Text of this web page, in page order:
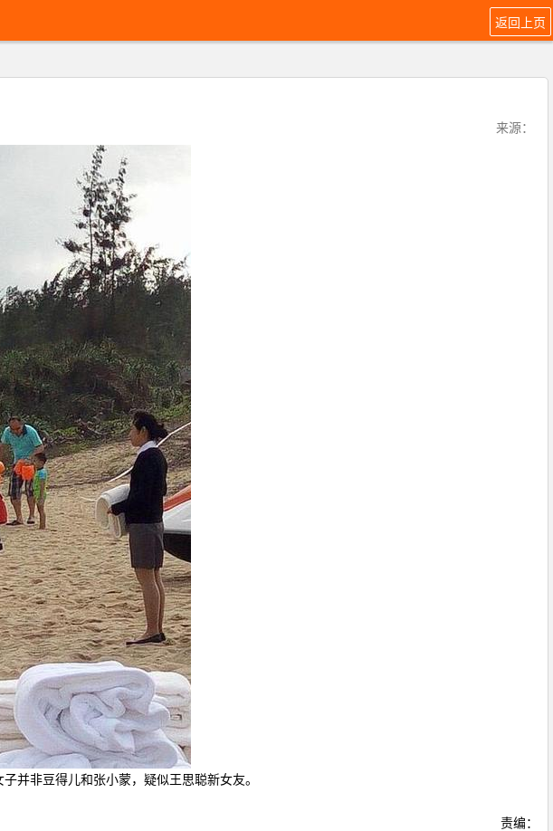
返回上页
来源：
非豆得儿和张小蒙，疑似王思聪新女友。
责编：